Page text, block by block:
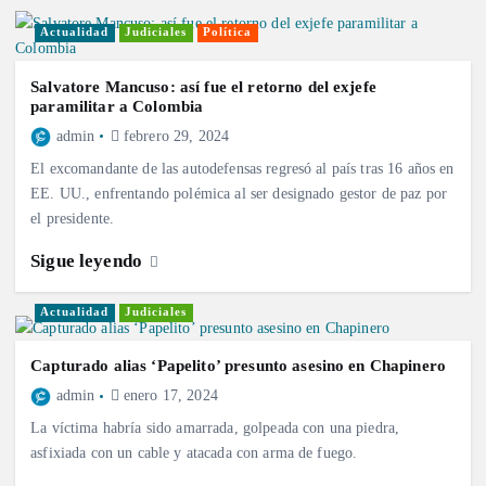
Actualidad Judiciales Política
Salvatore Mancuso: así fue el retorno del exjefe
paramilitar a Colombia
admin febrero 29, 2024
El excomandante de las autodefensas regresó al país tras 16 años en
EE. UU., enfrentando polémica al ser designado gestor de paz por
el presidente.
Sigue leyendo
Actualidad Judiciales
Capturado alias ‘Papelito’ presunto asesino en Chapinero
admin enero 17, 2024
La víctima habría sido amarrada, golpeada con una piedra,
asfixiada con un cable y atacada con arma de fuego.